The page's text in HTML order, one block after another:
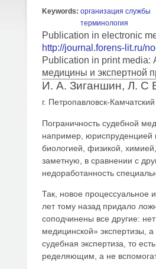
Keywords: организация службы
терминология
Publication in electronic
http://journal.forens-lit.ru/
Publication in print media:
медицины и экспертной
И. А. Зиганшин, Л. С
г. Петропавловск-Камчатский
Пограничность судебной
например, юриспруденцией
биологией, физикой,
заметную, в сравнении с
недоработанность
Так, новое процессуальное
лет тому назад придало
соподчинены все другие:
медицинской» экспертизы,
судебная экспертиза, то
ределяющим, а не